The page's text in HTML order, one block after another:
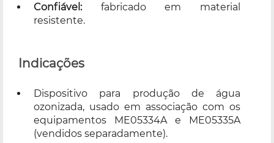
Confiável:fabricado em material
resistente.
Indicações
Dispositivo para produção de água
ozonizada, usado em associação com os
equipamentos ME05334A e ME05335A
(vendidos separadamente).